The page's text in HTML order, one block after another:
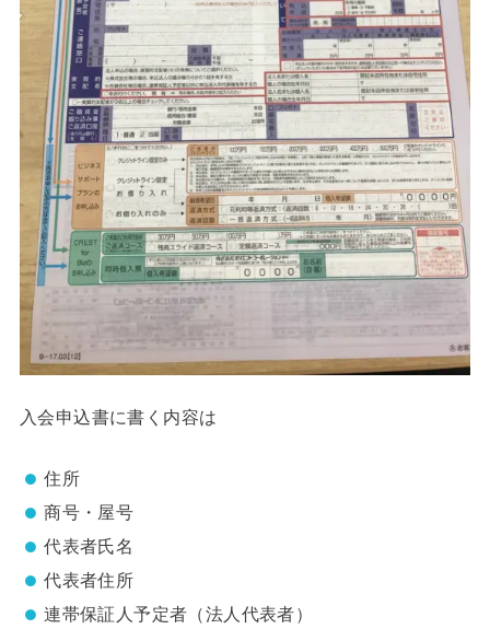
入会申込書に書く内容は
住所
商号・屋号
代表者氏名
代表者住所
連帯保証人予定者（法人代表者）